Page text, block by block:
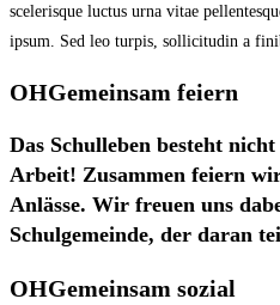
scelerisque luctus urna vitae
ipsum. Sed leo turpis, sollicitudin a
OHGemeinsam feiern
Das Schulleben besteht
Arbeit! Zusammen feiern
Anlässe. Wir freuen uns
Schulgemeinde, der daran
OHGemeinsam sozial